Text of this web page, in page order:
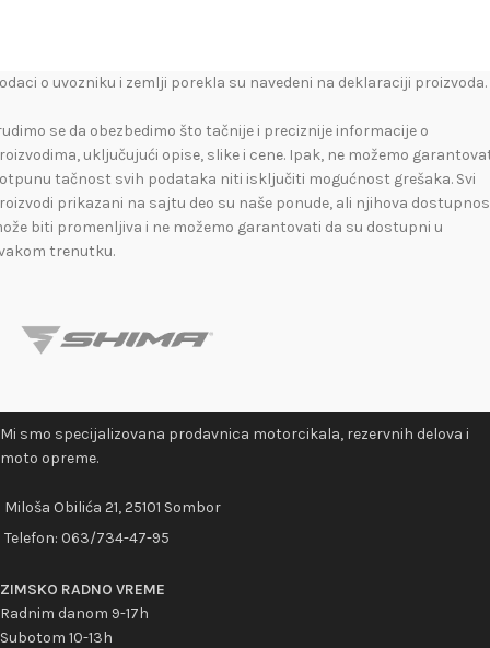
o uvozniku i zemlji porekla su navedeni na deklaraciji proizvoda.
se da obezbedimo što tačnije i preciznije informacije o
uključujući opise, slike i cene. Ipak, ne možemo
tačnost svih podataka niti isključiti mogućnost grešaka. Svi
prikazani na sajtu deo su naše ponude, ali njihova
biti promenljiva i ne možemo garantovati da su dostupni u
trenutku.
Mi smo specijalizovana prodavnica motorcikala, rezervnih delova i
moto opreme.
Miloša Obilića 21, 25101 Sombor
Telefon: 063/734-47-95
ZIMSKO RADNO VREME
Radnim danom 9-17h
Subotom 10-13h